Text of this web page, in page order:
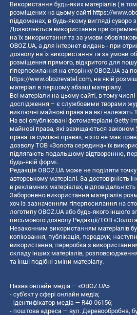
Використання будь-яких матеріалів ( в
розміщених на цьому сайті https://
піддоменах, в будь-якому вигляді суворо
Дозволяється використання при
на їх використання та за умови
OBOZ.UA, а для інтернет-видань - при
дозволу на їх використання та за умови
розміщення прямого, відкритого для
гіперпосилання на сторінку OBOZ.UA за
https://www.obozrevatel.com, на якій
матеріал в першому абзаці матеріалу.
Всі матеріали на цьому сайті, в тому числі
дослідження – є службовими творами
виключні майнові права на які належать
На всі опубліковані фотоматеріали Getty
майнові права, які захищаються законом
права та суміжні права», ніхто не має
дозволу ТОВ «Золота середина» їх
підлягають подальшому відтворенню,
будь-якій формі.
Редакція OBOZ.UA може не поділяти
авторському матеріалі. За достовірність
в рекламних матеріалах,
Заборонено використання матеріалів
хоч із зазначенням гіперпосилання на
логотипу OBOZ.UA або будь-якого іншого
письмового дозволу Редакції/ТОВ
Незаконним використанням матеріалів
копiювання, публiкацiя, передрук,
використання, переробка з
складу інших матеріалів,
та інші подібні зміни матеріалу.
Назва онлайн медіа — «OBOZ.UA»
- суб'єкт у сфері онлайн медіа;
- ідентифікатор медіа — R40-06156;
- поштова адреса — вул. Деревообробна,